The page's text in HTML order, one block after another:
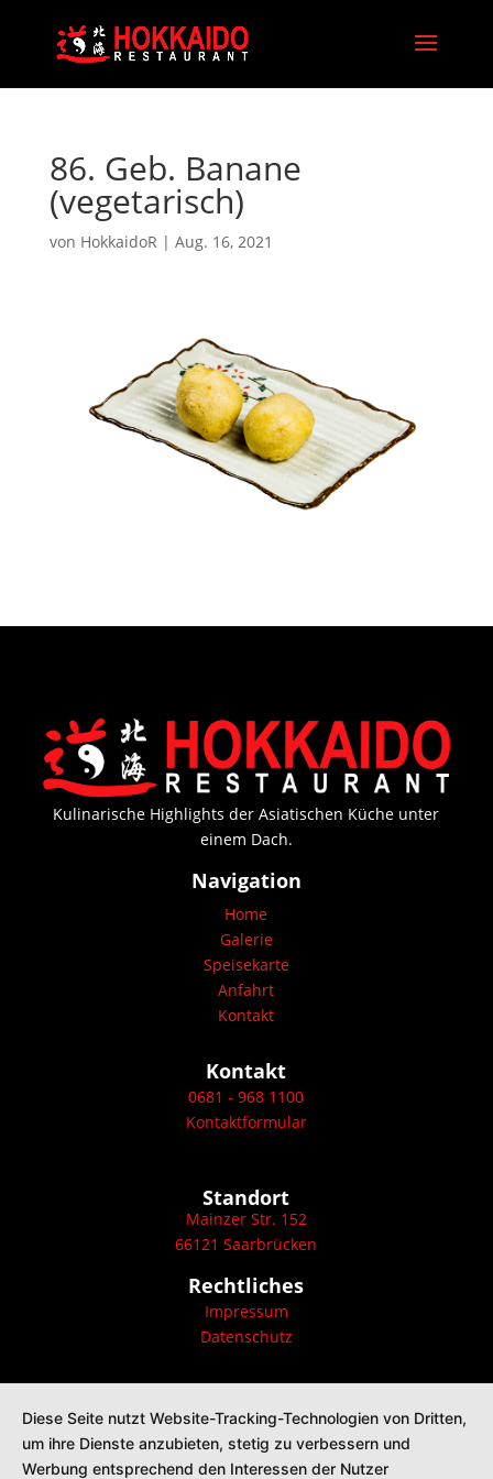
86. Geb. Banane
(vegetarisch)
von HokkaidoR | Aug. 16, 2021
Kulinarische Highlights der Asiatischen Küche unter
einem Dach.
Navigation
Home
Galerie
Speisekarte
Anfahrt
Kontakt
Kontakt
0681 - 968 1100
Kontaktformular
Standort
Mainzer Str. 152
66121 Saarbrücken
Rechtliches
Impressum
Datenschutz
Diese Seite nutzt Website-Tracking-Technologien von Dritten,
um ihre Dienste anzubieten, stetig zu verbessern und
Werbung entsprechend den Interessen der Nutzer